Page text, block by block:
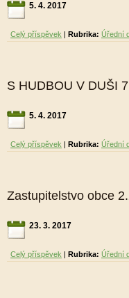
5. 4. 2017
Celý příspěvek | Rubrika: Úřední
S HUDBOU V DUŠI
5. 4. 2017
Celý příspěvek | Rubrika: Úřední
Zastupitelstvo obce
23. 3. 2017
Celý příspěvek | Rubrika: Úřední